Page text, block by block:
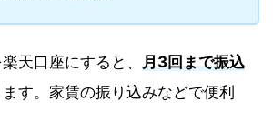
天口座にすると、 月3回まで振込
す。家賃の振り込みなどで便利